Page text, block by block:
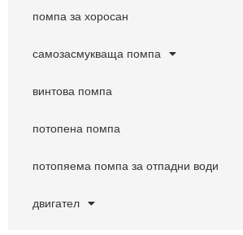
помпа за хоросан
самозасмукваща помпа
винтова помпа
потопена помпа
потопяема помпа за отпадни води
двигател